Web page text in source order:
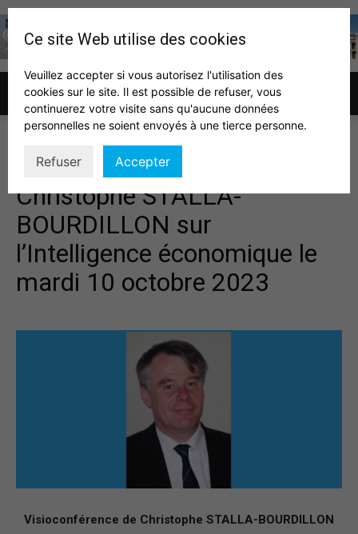
Association
–
Région
Paris
Visioconférence de
Christophe STALLA-
BOURDILLON sur
l’Intelligence économique le
mardi 10 octobre 2023
Visioconférence de Christophe STALLA-BOURDILLON
Ce site Web utilise des cookies
Veuillez accepter si vous autorisez l'utilisation des
cookies sur le site. Il est possible de refuser, vous
continuerez votre visite sans qu'aucune données
personnelles ne soient envoyés à une tierce personne.
Refuser Accepter